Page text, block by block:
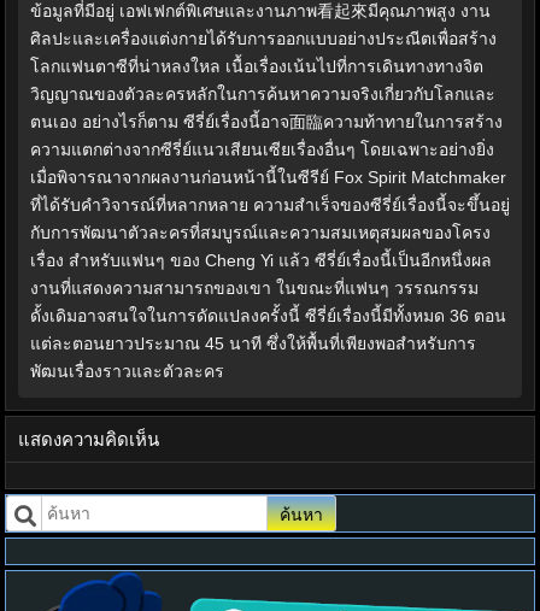
ข้อมูลที่มีอยู่ เอฟเฟกต์พิเศษและงานภาพ看起來มีคุณภาพสูง งาน
ศิลปะและเครื่องแต่งกายได้รับการออกแบบอย่างประณีตเพื่อสร้าง
โลกแฟนตาซีที่น่าหลงใหล เนื้อเรื่องเน้นไปที่การเดินทางทางจิต
วิญญาณของตัวละครหลักในการค้นหาความจริงเกี่ยวกับโลกและ
ตนเอง อย่างไรก็ตาม ซีรี่ย์เรื่องนี้อาจ面臨ความท้าทายในการสร้าง
ความแตกต่างจากซีรี่ย์แนวเสียนเซียเรื่องอื่นๆ โดยเฉพาะอย่างยิ่ง
เมื่อพิจารณาจากผลงานก่อนหน้านี้ในซีรีย์ Fox Spirit Matchmaker
ที่ได้รับคำวิจารณ์ที่หลากหลาย ความสำเร็จของซีรี่ย์เรื่องนี้จะขึ้นอยู่
กับการพัฒนาตัวละครที่สมบูรณ์และความสมเหตุสมผลของโครง
เรื่อง สำหรับแฟนๆ ของ Cheng Yi แล้ว ซีรี่ย์เรื่องนี้เป็นอีกหนึ่งผล
งานที่แสดงความสามารถของเขา ในขณะที่แฟนๆ วรรณกรรม
ดั้งเดิมอาจสนใจในการดัดแปลงครั้งนี้ ซีรี่ย์เรื่องนี้มีทั้งหมด 36 ตอน
แต่ละตอนยาวประมาณ 45 นาที ซึ่งให้พื้นที่เพียงพอสำหรับการ
พัฒนเรื่องราวและตัวละคร
แสดงความคิดเห็น
ค้นหา